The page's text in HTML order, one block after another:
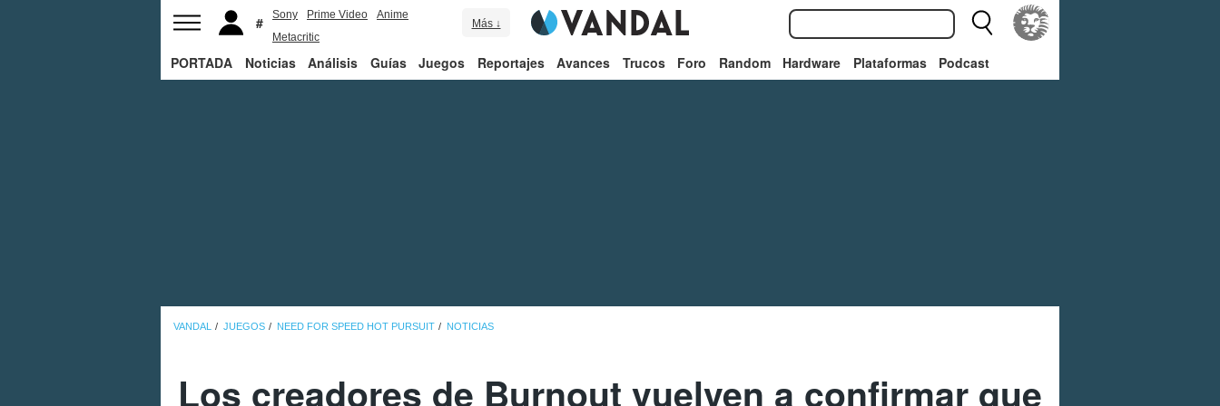
Sony Prime Video
Anime
Metacritic
Más ↓
PORTADA Noticias Análisis Guías Juegos Reportajes Avances Trucos Foro Random Hardware Plataformas Podcast
VANDAL JUEGOS NEED FOR SPEED HOT PURSUIT NOTICIAS
Los creadores de Burnout vuelven a confirmar que